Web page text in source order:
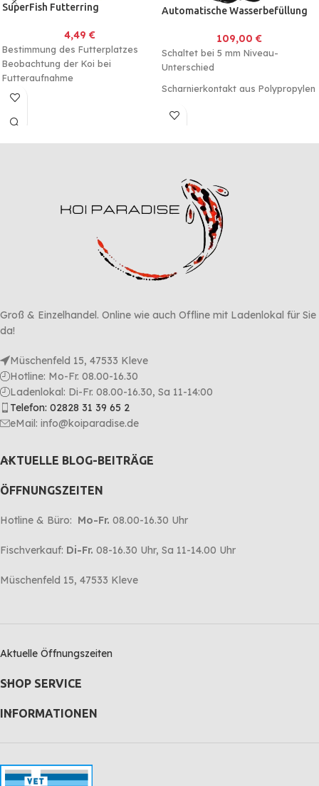
SuperFish Futterring
4,49 €
Bestimmung des Futterplatzes
Beobachtung der Koi bei
Futteraufnahme
Automatische Wasserbefüllung
109,00 €
Schaltet bei 5 mm Niveau-
Unterschied
Scharnierkontakt aus Polypropylen
Inkl. Magnetventil und 24V Trafo.
Groß & Einzelhandel. Online wie auch Offline mit Ladenlokal für Sie
da!
Müschenfeld 15, 47533 Kleve
Hotline: Mo-Fr. 08.00-16.30
Ladenlokal: Di-Fr. 08.00-16.30, Sa 11-14:00
Telefon: 02828 31 39 65 2
eMail: info@koiparadise.de
AKTUELLE BLOG-BEITRÄGE
ÖFFNUNGSZEITEN
Hotline & Büro: Mo-Fr. 08.00-16.30 Uhr
Fischverkauf: Di-Fr. 08-16.30 Uhr, Sa 11-14.00 Uhr
Müschenfeld 15, 47533 Kleve
Aktuelle Öffnungszeiten
SHOP SERVICE
INFORMATIONEN